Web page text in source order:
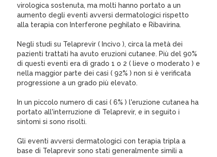
virologica sostenuta, ma molti hanno portato a un
aumento degli eventi avversi dermatologici rispetto
alla terapia con Interferone peghilato e Ribavirina.
Negli studi su Telaprevir ( Incivo ), circa la metà dei
pazienti trattati ha avuto eruzioni cutanee. Più del 90%
di questi eventi era di grado 1 o 2 ( lieve o moderato ) e
nella maggior parte dei casi ( 92% ) non si è verificata
progressione a un grado più elevato.
In un piccolo numero di casi ( 6% ) l'eruzione cutanea ha
portato all'interruzione di Telaprevir, e in seguito i
sintomi si sono risolti.
Gli eventi avversi dermatologici con terapia tripla a
base di Telaprevir sono stati generalmente simili a